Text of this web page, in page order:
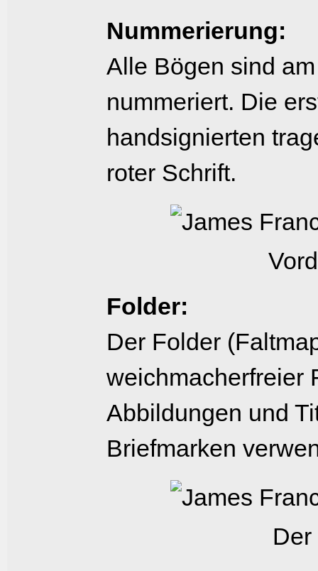
Nummerierung:
Alle Bögen sind
nummeriert. Die
handsignierten
roter Schrift.
Folder:
Der Folder
weichmacherfreier
Abbildungen und
Briefmarken